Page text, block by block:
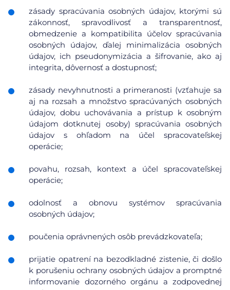
zásady spracúvania osobných údajov, ktorými sú
zákonnosť, spravodlivosť a transparentnosť,
obmedzenie a kompatibilita účelov spracúvania
osobných údajov, ďalej minimalizácia osobných
údajov, ich pseudonymizácia a šifrovanie, ako aj
integrita, dôvernosť a dostupnosť;
zásady nevyhnutnosti a primeranosti (vzťahuje sa
aj na rozsah a množstvo spracúvaných osobných
údajov, dobu uchovávania a prístup k osobným
údajom dotknutej osoby) spracúvania osobných
údajov s ohľadom na účel spracovateľskej
operácie;
povahu, rozsah, kontext a účel spracovateľskej
operácie;
odolnosť a obnovu systémov spracúvania
osobných údajov;
poučenia oprávnených osôb prevádzkovateľa;
prijatie opatrení na bezodkladné zistenie, či došlo
k porušeniu ochrany osobných údajov a promptné
informovanie dozorného orgánu a zodpovednej